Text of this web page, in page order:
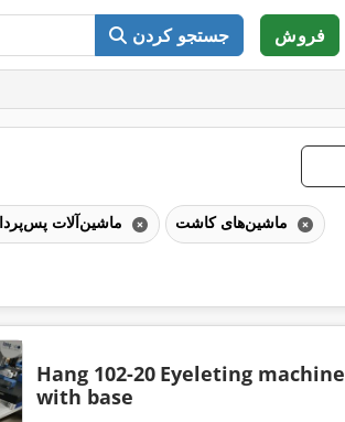
جستجو کردن فروش
Hang 102-20 Eyeleting machine
with base